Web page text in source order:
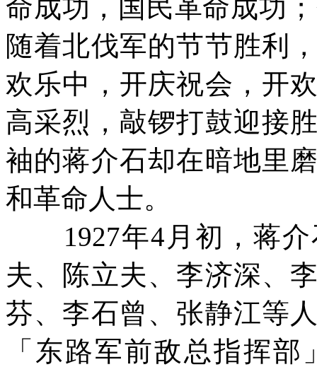
命成功，国民革命成功
随着北伐军的节节胜利
欢乐中，开庆祝会，开
高采烈，敲锣打鼓迎接
袖的蒋介石却在暗地里
和革命人士。
1927年4 月初，蒋
夫、陈立夫、李济深、
芬、李石曾、张静江等
「东路军前敌总指挥